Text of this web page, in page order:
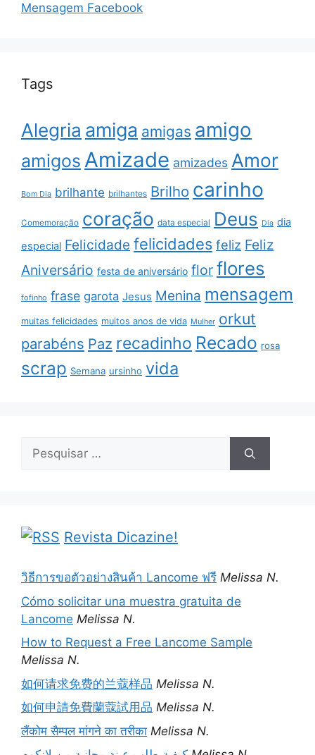
Mensagem Facebook
Tags
Alegria amiga amigas amigo
amigos Amizade amizades Amor
Bom Dia brilhante brilhantes Brilho carinho
Comemoração coração data especial Deus Dia dia
especial Felicidade felicidades feliz Feliz
Aniversário festa de aniversário flor flores
fofinho frase garota Jesus Menina mensagem
muitas felicidades muitos anos de vida Mulher orkut
parabéns Paz recadinho Recado rosa
scrap Semana ursinho vida
Pesquisar
Revista Dicazine!
วิธีการขอตัวอย่างสินค้า Lancome ฟรี Melissa N.
Cómo solicitar una muestra gratuita de
Lancome Melissa N.
How to Request a Free Lancome Sample
Melissa N.
如何请求免费的兰蔻样品 Melissa N.
如何申請免費蘭蔻試用品 Melissa N.
लैंकोम सैम्पल मांगने का तरीका Melissa N.